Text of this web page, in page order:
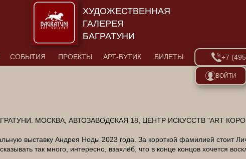
ХУДОЖЕСТВЕННАЯ
ГАЛЕРЕЯ
БАГРАТУНИ
СОБЫТИЯ ПРОЕКТЫ АРТ-БУТИК БИЛЕТЫ +7
ВОЙТИ
МОСКВА, АВТОЗАВОДСКАЯ 18, ЦЕНТР ИСКУССТВ "ART
выставку Андрея Ноды 2023 года. За короткой фамилией стоит
так много, интересно, взахлёб, что в конце концов хочется